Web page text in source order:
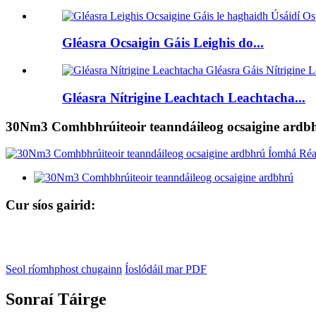
Gléasra Ocsaigin Gáis Leighis do...
Gléasra Nítrigine Leachtach Leachtacha...
30Nm3 Comhbhrúiteoir teanndáileog ocsaigine
Cur síos gairid:
Seol ríomhphost chugainn Íoslódáil mar PDF
Sonraí Táirge